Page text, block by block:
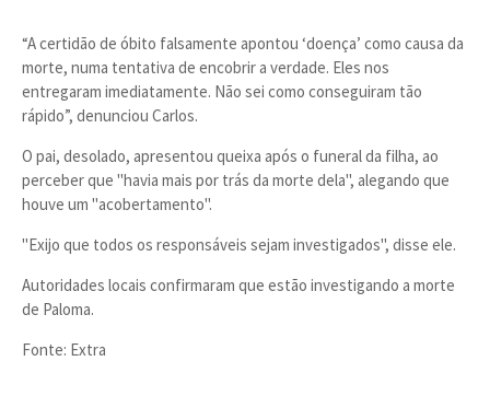
“A certidão de óbito falsamente apontou ‘doença’ como causa da
morte, numa tentativa de encobrir a verdade. Eles nos
entregaram imediatamente. Não sei como conseguiram tão
rápido”, denunciou Carlos.
O pai, desolado, apresentou queixa após o funeral da filha, ao
perceber que "havia mais por trás da morte dela", alegando que
houve um "acobertamento".
"Exijo que todos os responsáveis ​​sejam investigados", disse ele.
Autoridades locais confirmaram que estão investigando a morte
de Paloma.
Fonte: Extra